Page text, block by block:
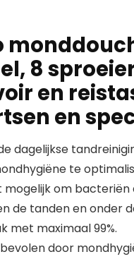
8
en
en
dagelijkse
te
om bacteriën
de tanden en onder
met maximaal 99%.
door